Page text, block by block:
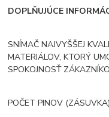
DOPLŇUJÚCE
SNÍMAČ NAJVYŠŠEJ
MATERIÁLOV, KTORÝ
SPOKOJNOSŤ
POČET PINOV